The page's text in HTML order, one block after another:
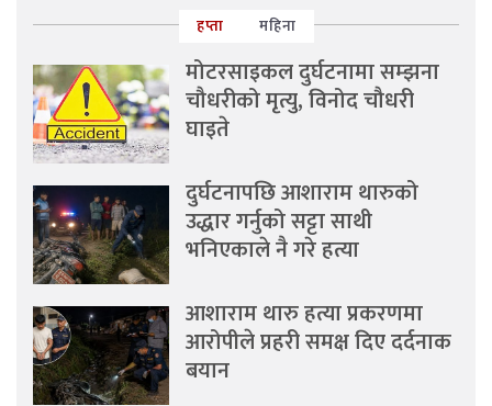
हप्ता महिना
मोटरसाइकल दुर्घटनामा सम्झना
चौधरीको मृत्यु, विनोद चौधरी
घाइते
दुर्घटनापछि आशाराम थारुको
उद्धार गर्नुको सट्टा साथी
भनिएकाले नै गरे हत्या
आशाराम थारु हत्या प्रकरणमा
आरोपीले प्रहरी समक्ष दिए दर्दनाक
बयान